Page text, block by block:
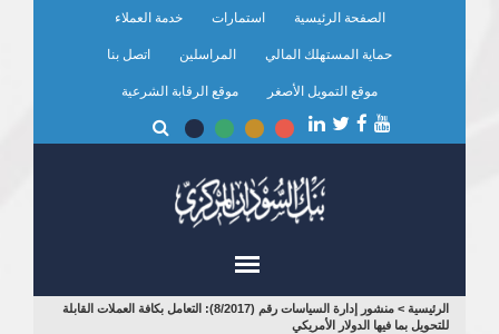
الصفحة الرئيسية استمارات خدمة العملاء
حماية المستهلك المالي المراسلين اتصل بنا
موقع التمويل الأصغر موقع الرقابة الشرعية
أنت
الرئيسية >
منشور إدارة السياسات رقم (8/2017): التعامل بكافة العملات القابلة
للتحويل بما فيها الدولار الأمريكي